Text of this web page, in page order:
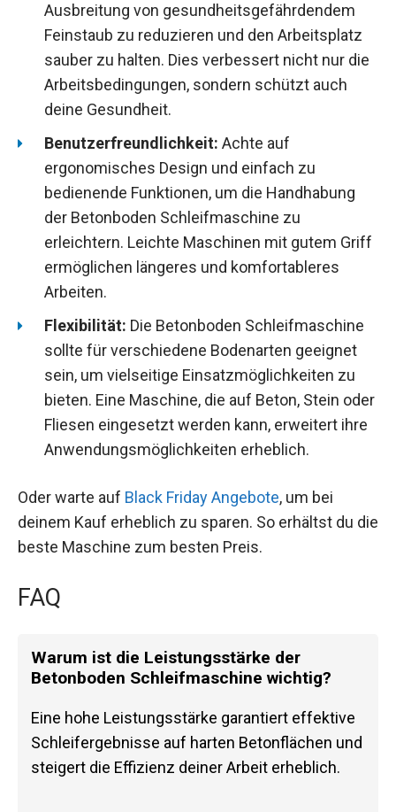
Ausbreitung von gesundheitsgefährdendem
Feinstaub zu reduzieren und den Arbeitsplatz
sauber zu halten. Dies verbessert nicht nur die
Arbeitsbedingungen, sondern schützt auch
deine Gesundheit.
Benutzerfreundlichkeit: Achte auf
ergonomisches Design und einfach zu
bedienende Funktionen, um die Handhabung
der Betonboden Schleifmaschine zu
erleichtern. Leichte Maschinen mit gutem Griff
ermöglichen längeres und komfortableres
Arbeiten.
Flexibilität: Die Betonboden Schleifmaschine
sollte für verschiedene Bodenarten geeignet
sein, um vielseitige Einsatzmöglichkeiten zu
bieten. Eine Maschine, die auf Beton, Stein oder
Fliesen eingesetzt werden kann, erweitert ihre
Anwendungsmöglichkeiten erheblich.
Oder warte auf Black Friday Angebote, um bei
deinem Kauf erheblich zu sparen. So erhältst du die
beste Maschine zum besten Preis.
FAQ
Warum ist die Leistungsstärke der
Betonboden Schleifmaschine wichtig?
Eine hohe Leistungsstärke garantiert effektive
Schleifergebnisse auf harten Betonflächen und
steigert die Effizienz deiner Arbeit erheblich.